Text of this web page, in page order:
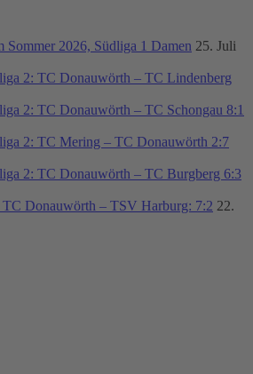
Sommer 2026, Südliga 1 Damen 25. Juli
2: TC Donauwörth – TC Lindenberg
2: TC Donauwörth – TC Schongau 8:1
2: TC Mering – TC Donauwörth 2:7
2: TC Donauwörth – TC Burgberg 6:3
TC Donauwörth – TSV Harburg: 7:2 22.